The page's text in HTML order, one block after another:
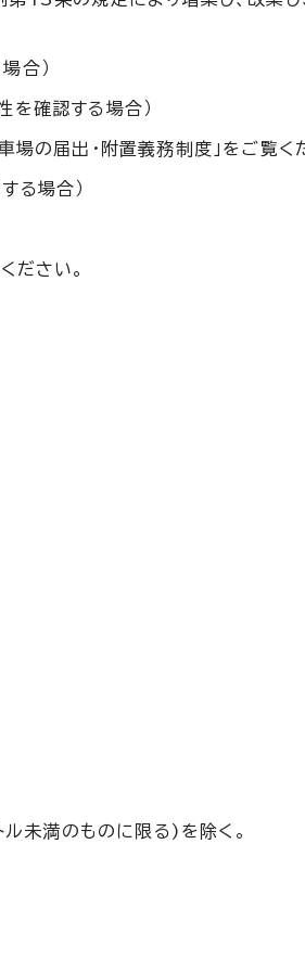
合）
を確認する場合）
の届出・附置義務制度」をご覧く
る場合）
ださい。
未満のものに限る)を除く。